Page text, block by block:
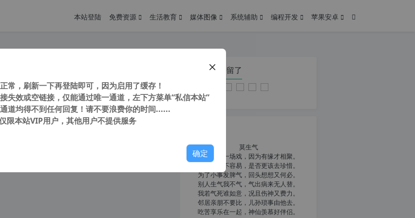
本站登陆 免费资源 生活教育 媒体图像 系统辅助 编程开发 苹果安卓
提示“您没有权限在此位置中保存文件”的解决办法
转载自cnorg.12hp.de 注意：由于网站空间位于国
峰期...
您在本页停留了
莫生气
人生就像一场戏，因为有缘才相聚。
相扶到老不容易，是否更该去珍惜。
为了小事发脾气，回头想想又何必。
别人生气我不气，气出病来无人替。
我若气死谁如意，况且伤神又费力。
邻居亲朋不要比，儿孙琐事由他去。
吃苦享乐在一起，神仙羡慕好伴侣。
常，刷新一下再登陆即可，因为启用了缓存！
失效或空链接，仅能通过唯一通道，左下方菜单“私信本站”
道均得不到任何回复！请不要浪费你的时间......
限本站VIP用户，其他用户不提供服务
确定